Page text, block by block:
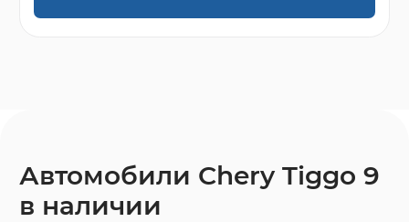
Автомобили Chery Tiggo 9
в наличии